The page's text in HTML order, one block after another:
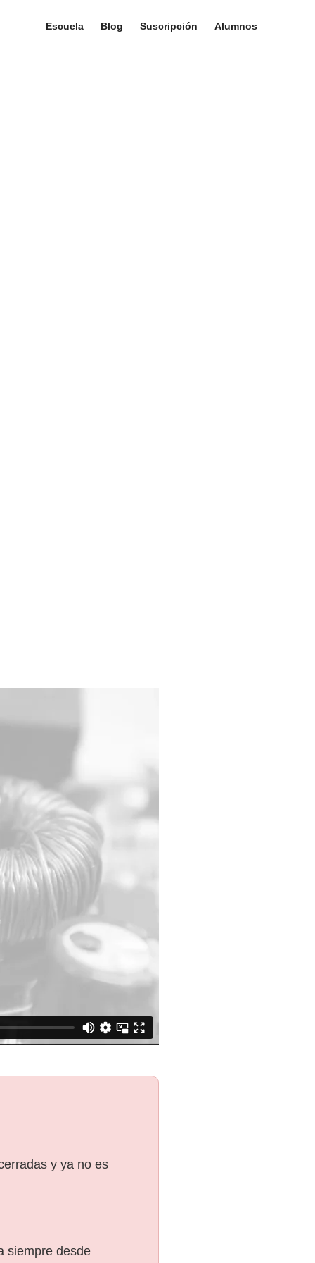
Escuela Blog Suscripción Alumnos
y ya no es
siempre desde